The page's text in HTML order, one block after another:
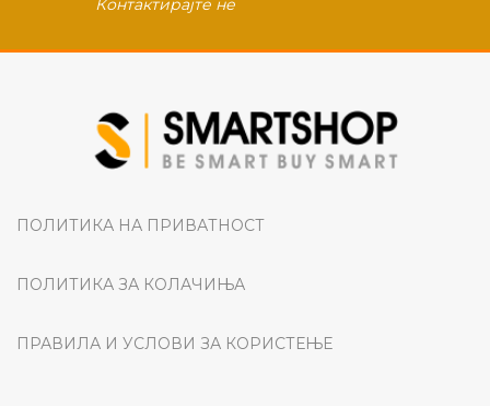
Контактирајте не
ПОЛИТИКА НА ПРИВАТНОСТ
ПОЛИТИКА ЗА КОЛАЧИЊА
ПРАВИЛА И УСЛОВИ ЗА КОРИСТЕЊЕ